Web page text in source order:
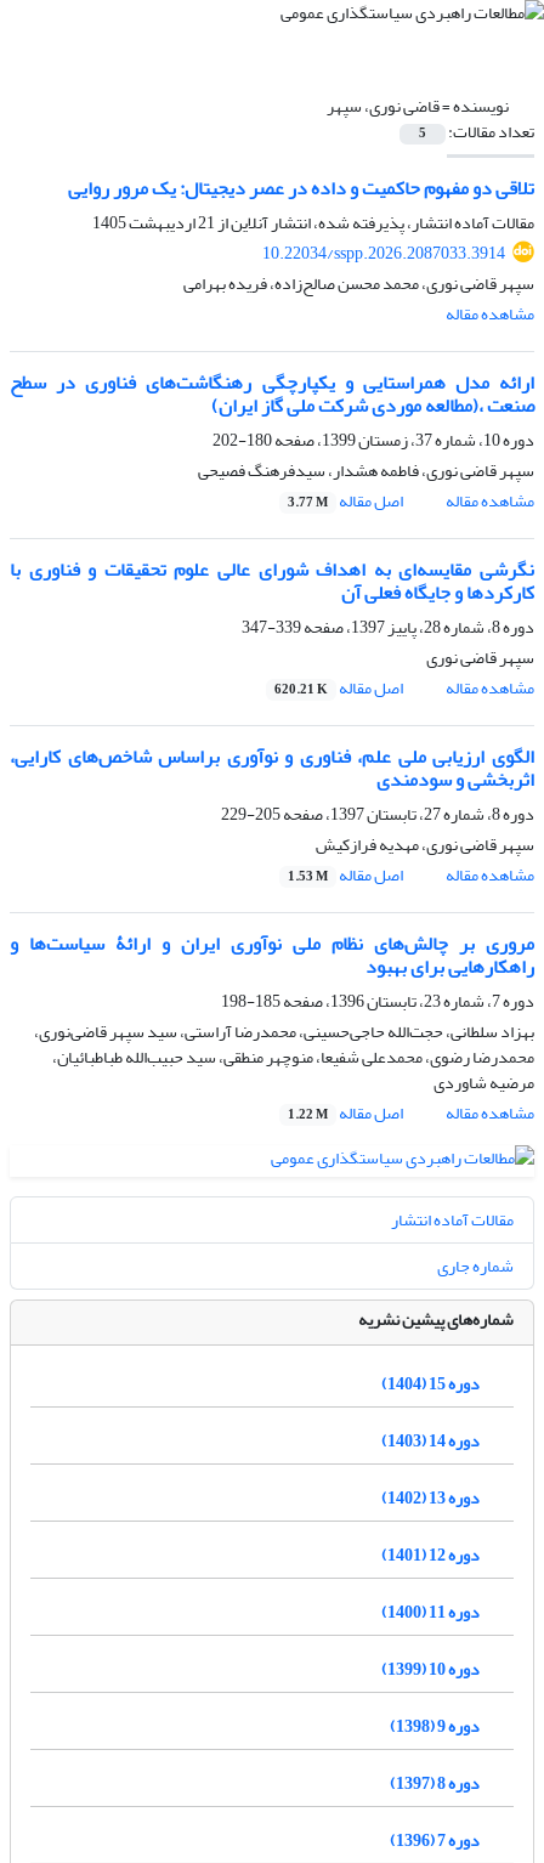
نویسنده =قاضی نوری، سپهر
تعداد مقالات: 5
تلاقی دو مفهوم حاکمیت و داده در عصر دیجیتال: یک مرور روایی
مقالات آماده انتشار، پذیرفته شده، انتشار آنلاین از21 اردیبهشت 1405
10.22034/sspp.2026.2087033.3914
سپهر قاضی نوری، محمد محسن صالح‌زاده، فریده بهرامی
مشاهده مقاله
ارائه مدل همراستایی و یکپارچگی رهنگاشت‌های فناوری در سطح
صنعت ،(مطالعه موردی شرکت ملی گاز ایران)
دوره 10، شماره 37، زمستان 1399، صفحه
180-202
سپهر قاضی نوری، فاطمه هشدار، سیدفرهنگ فصیحی
مشاهده مقاله
اصل مقاله 3.77 M
نگرشی مقایسه‌ای به اهداف شورای عالی علوم تحقیقات و فناوری با
کارکردها و جایگاه فعلی آن
دوره 8، شماره 28، پاییز 1397، صفحه
339-347
سپهر قاضی نوری
مشاهده مقاله
اصل مقاله 620.21 K
الگوی ارزیابی ملی علم، فناوری و نوآوری براساس شاخص‌های کارایی،
اثربخشی و سودمندی
دوره 8، شماره 27، تابستان 1397، صفحه
205-229
سپهر قاضی نوری، مهدیه فرازکیش
مشاهده مقاله
اصل مقاله 1.53 M
مروری بر چالش‌های نظام ملی نوآوری ایران و ارائۀ سیاست‌ها و
راهکارهایی برای بهبود
دوره 7، شماره 23، تابستان 1396، صفحه
185-198
بهزاد سلطانی، حجت‌الله حاجی‌حسینی، محمدرضا آراستی، سید سپهر قاضی‌نوری،
محمدرضا رضوی، محمدعلی شفیعا، منوچهر منطقی، سید حبیب‌الله طباطبائیان،
مرضیه شاوردی
مشاهده مقاله
اصل مقاله 1.22 M
مقالات آماده انتشار
شماره جاری
شماره‌های پیشین نشریه
دوره 15 (1404)
دوره 14 (1403)
دوره 13 (1402)
دوره 12 (1401)
دوره 11 (1400)
دوره 10 (1399)
دوره 9 (1398)
دوره 8 (1397)
دوره 7 (1396)